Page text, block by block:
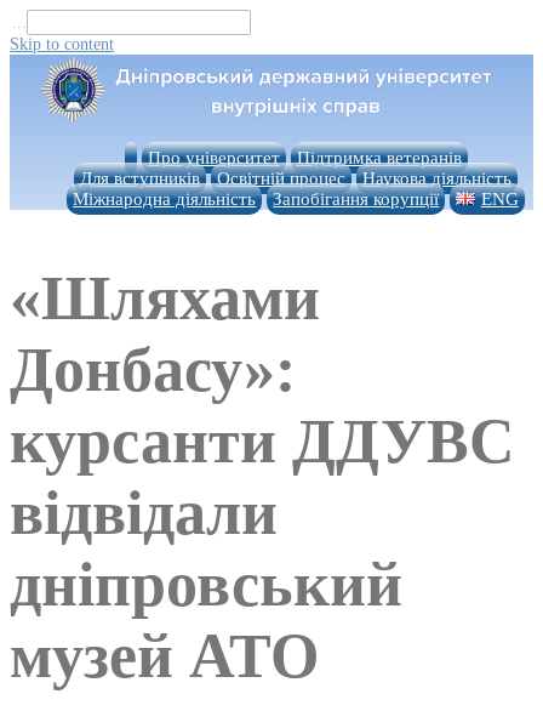
...
Skip to content
Про університет
Підтримка ветеранів
Для вступників
Освітній процес
Наукова діяльність
Міжнародна діяльність
Запобігання корупції ENG
«Шляхами
Донбасу»:
курсанти ДДУВС
відвідали
дніпровський
музей АТО